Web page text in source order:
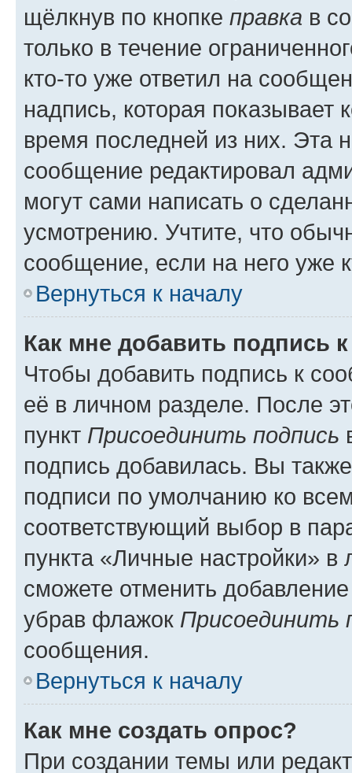
щёлкнув по кнопке правка в
только в течение
кто-то уже ответил на
надпись, которая показывает
время последней из них. Эта
сообщение редактировал
могут сами написать о
усмотрению. Учтите, что
сообщение, если на него уже
Вернуться к началу
Как мне добавить подпись
Чтобы добавить подпись к
её в личном разделе. После
пункт Присоединить подпись
подпись добавилась. Вы
подписи по умолчанию ко
соответствующий выбор в
пункта «Личные настройки»
сможете отменить
убрав флажок Присоединить
сообщения.
Вернуться к началу
Как мне создать опрос?
При создании темы или